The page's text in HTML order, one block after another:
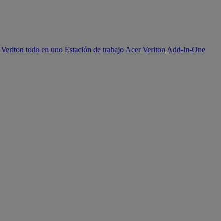
todo en uno Estación de trabajo Acer Veriton Add-In-One